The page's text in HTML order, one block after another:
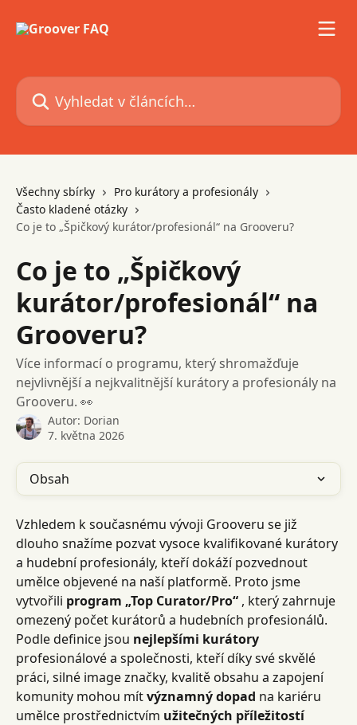
Vyhledat v článcích…
Všechny sbírky
Pro kurátory a profesionály
Často kladené otázky
Co je to „Špičkový kurátor/profesionál“ na Grooveru?
Co je to „Špičkový
kurátor/profesionál“ na
Grooveru?
Více informací o programu, který shromažďuje
nejvlivnější a nejkvalitnější kurátory a profesionály na
Grooveru. 👀
Autor: Dorian
7. května 2026
Obsah
Vzhledem k současnému vývoji Grooveru se již
dlouho snažíme pozvat vysoce kvalifikované kurátory
a hudební profesionály, kteří dokáží pozvednout
umělce objevené na naší platformě. Proto jsme
vytvořili program „Top Curator/Pro“ , který zahrnuje
omezený počet kurátorů a hudebních profesionálů.
Podle definice jsou nejlepšími kurátory
profesionálové a společnosti, kteří díky své skvělé
práci, silné image značky, kvalitě obsahu a zapojení
komunity mohou mít významný dopad na kariéru
umělce prostřednictvím užitečných příležitostí